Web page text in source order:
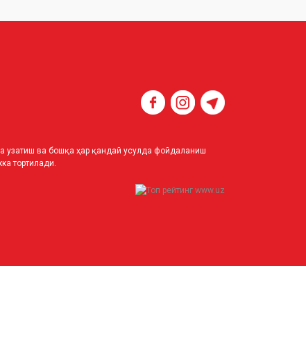
узатиш ва бошқа ҳар қандай усулда фойдаланиш
тортилади.